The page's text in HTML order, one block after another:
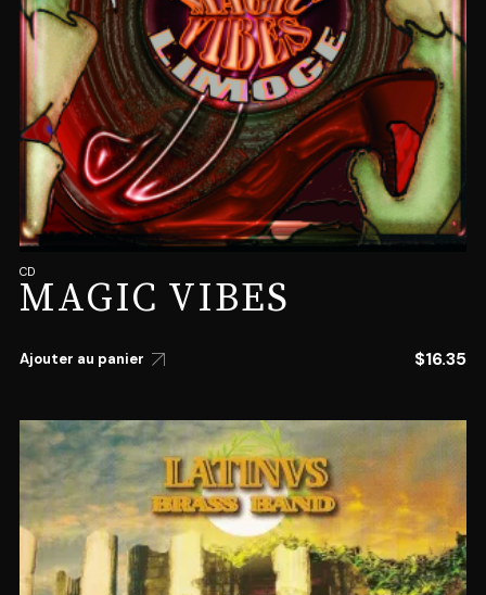
CD
MAGIC VIBES
Ajouter au panier $16.35